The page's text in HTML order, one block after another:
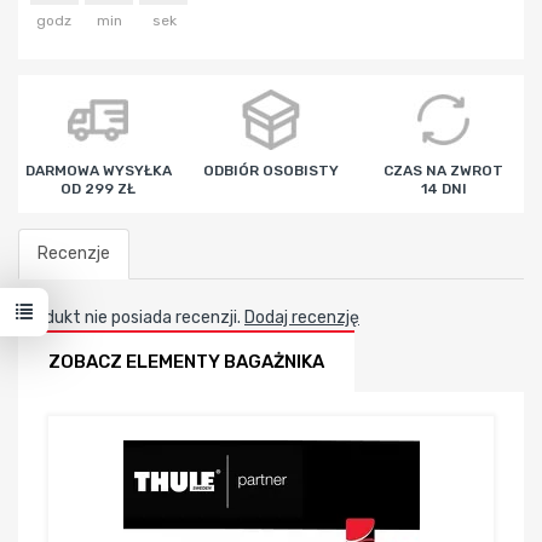
godz min sek
DARMOWA WYSYŁKA
OD 299 ZŁ
ODBIÓR OSOBISTY
CZAS NA ZWROT
14 DNI
Recenzje
Produkt nie posiada recenzji. Dodaj recenzję
ZOBACZ ELEMENTY BAGAŻNIKA